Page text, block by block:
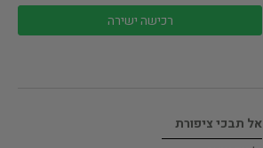
רכישה ישירה
אל תבכי ציפורת